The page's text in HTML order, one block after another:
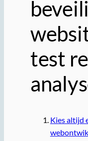
test
Kies altijd